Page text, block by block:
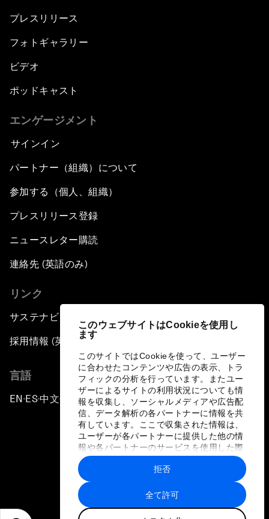
このウェブサイトはCookieを使用し
ます
このサイトではCookieを使って、ユーザー
に合わせたコンテンツや広告の表示、トラ
フィックの分析を行っています。またユー
ザーによるサイトの利用状況についても情
報を収集し、ソーシャルメディアや広告配
信、データ解析の各パートナーに情報を共
有しています。ここで収集された情報は、
ユーザーが各パートナーに提供した他の情
報や各パートナーのサービスを使用した際
に収集された情報と組み合わされ、各パー
トナーによって使用されることがありま
す。
全て許可
拒否
プレスリリース
フォトギャラリー
ビデオ
ポッドキャスト
エンゲージメント
サインイン
パートナー（組織）について
参加する（個人、組織）
プレスリリース登録
ニュースレター購読
連絡先 (英語のみ)
リンク
サステナビリティへの取り組み
採用情報 (英語のみ)
言語
EN ▪ES▪中文▪ 日本語
プライバシーポリシーと利用規約
サイトマップ